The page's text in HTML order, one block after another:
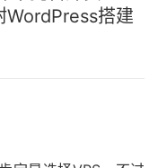
WordPress搭建